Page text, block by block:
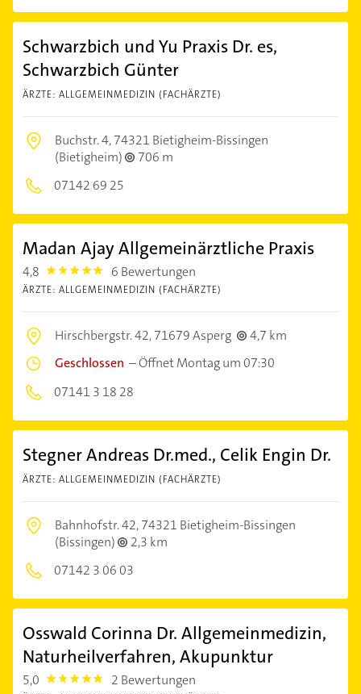
Schwarzbich und Yu Praxis Dr. es,
Schwarzbich Günter
ÄRZTE: ALLGEMEINMEDIZIN (FACHÄRZTE)
Buchstr. 4,74321 Bietigheim-Bissingen
(Bietigheim)
706 m
07142 69 25
Madan Ajay Allgemeinärztliche Praxis
4,8 4.8 6 Bewertungen
ÄRZTE: ALLGEMEINMEDIZIN (FACHÄRZTE)
Hirschbergstr. 42,71679 Asperg
4,7 km
Geschlossen –Öffnet Montag um 07:30
07141 3 18 28
Stegner Andreas Dr.med., Celik Engin Dr.
ÄRZTE: ALLGEMEINMEDIZIN (FACHÄRZTE)
Bahnhofstr. 42,74321 Bietigheim-Bissingen
(Bissingen)
2,3 km
07142 3 06 03
Osswald Corinna Dr. Allgemeinmedizin,
Naturheilverfahren, Akupunktur
5,0 5.0 2 Bewertungen